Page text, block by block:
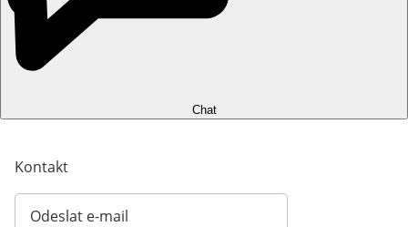
Chat
Kontakt
Odeslat e-mail